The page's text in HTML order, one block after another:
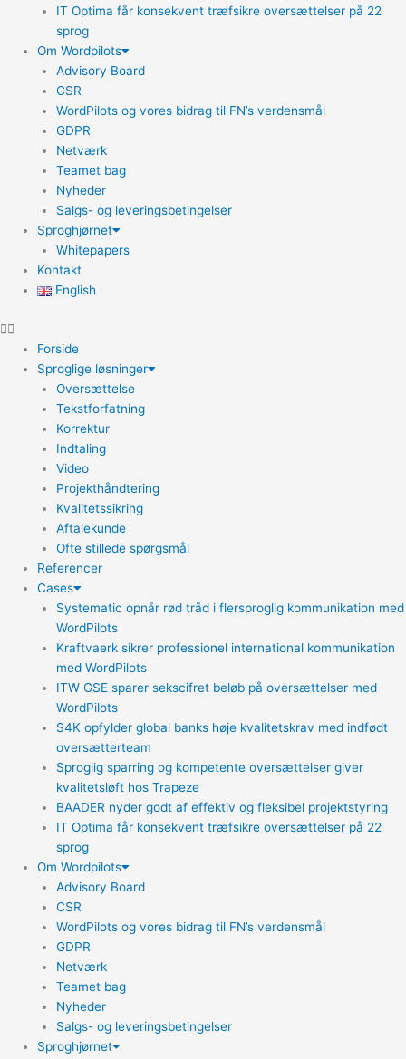
IT Optima får konsekvent træfsikre oversættelser på 22
sprog
Om Wordpilots
Advisory Board
CSR
WordPilots og vores bidrag til FN’s verdensmål
GDPR
Netværk
Teamet bag
Nyheder
Salgs- og leveringsbetingelser
Sproghjørnet
Whitepapers
Kontakt
English
Forside
Sproglige løsninger
Oversættelse
Tekstforfatning
Korrektur
Indtaling
Video
Projekthåndtering
Kvalitetssikring
Aftalekunde
Ofte stillede spørgsmål
Referencer
Cases
Systematic opnår rød tråd i flersproglig kommunikation med
WordPilots
Kraftvaerk sikrer professionel international kommunikation
med WordPilots
ITW GSE sparer sekscifret beløb på oversættelser med
WordPilots
S4K opfylder global banks høje kvalitetskrav med indfødt
oversætterteam
Sproglig sparring og kompetente oversættelser giver
kvalitetsløft hos Trapeze
BAADER nyder godt af effektiv og fleksibel projektstyring
IT Optima får konsekvent træfsikre oversættelser på 22
sprog
Om Wordpilots
Advisory Board
CSR
WordPilots og vores bidrag til FN’s verdensmål
GDPR
Netværk
Teamet bag
Nyheder
Salgs- og leveringsbetingelser
Sproghjørnet